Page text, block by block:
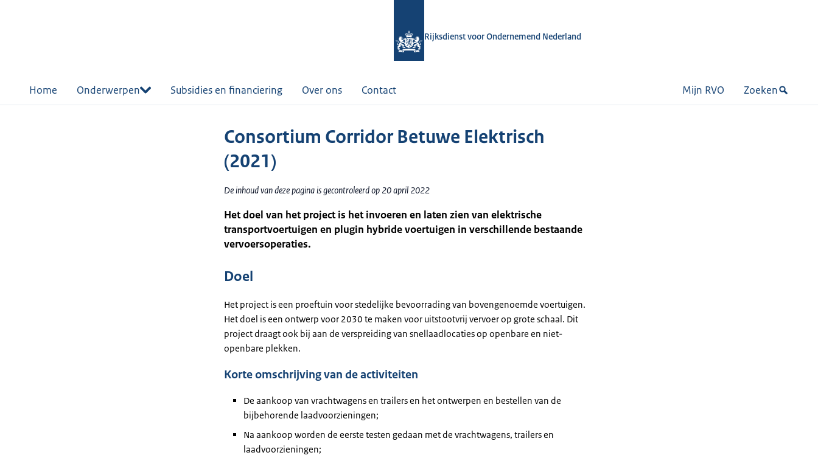
Rijksdienst voor Ondernemend Nederland
Home Onderwerpen Subsidies en financiering Over ons Contact Mijn RVO Zoeken
Consortium Corridor Betuwe Elektrisch
(2021)
De inhoud van deze pagina is gecontroleerd op 20 april 2022
Het doel van het project is het invoeren en laten zien van elektrische
transportvoertuigen en plugin hybride voertuigen in verschillende bestaande
vervoersoperaties.
Doel
Het project is een proeftuin voor stedelijke bevoorrading van bovengenoemde voertuigen.
Het doel is een ontwerp voor 2030 te maken voor uitstootvrij vervoer op grote schaal. Dit
project draagt ook bij aan de verspreiding van snellaadlocaties op openbare en niet-
openbare plekken.
Korte omschrijving van de activiteiten
De aankoop van vrachtwagens en trailers en het ontwerpen en bestellen van de
bijbehorende laadvoorzieningen;
Na aankoop worden de eerste testen gedaan met de vrachtwagens, trailers en
laadvoorzieningen;